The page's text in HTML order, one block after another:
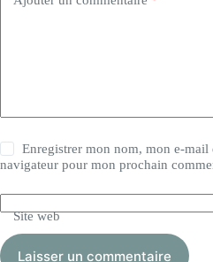
Enregistrer mon nom, mon e-mail
navigateur pour mon prochain
Site web
Laisser un commentaire